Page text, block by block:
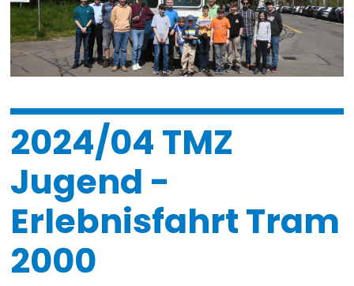
2024/04 TMZ
Jugend -
Erlebnisfahrt Tram
2000